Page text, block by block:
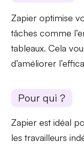
Zapier optimise
tâches comme
tableaux. Cela
d’améliorer
Pour qui ?
Zapier est idéal
les travailleurs